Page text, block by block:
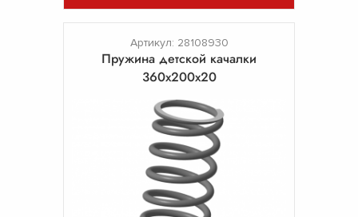
Артикул: 28108930
Пружина детской качалки
360х200х20